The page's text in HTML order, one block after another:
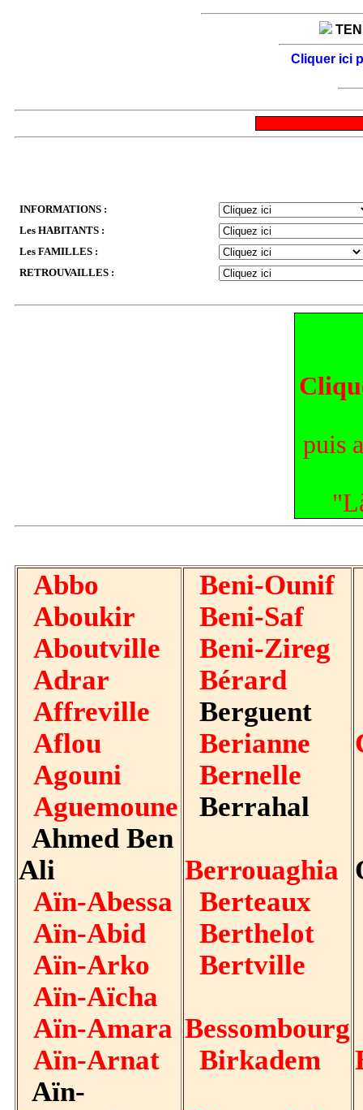
Cliquer ici
INFORMATIONS :
Les HABITANTS :
Les FAMILLES :
RETROUVAILLES :
puis
Abbo
Aboukir
Aboutville
Adrar
Affreville
Aflou
Agouni
Aguemoune
Ahmed Ben
Ali
Aïn-Abessa
Aïn-Abid
Aïn-Arko
Aïn-Aïcha
Aïn-Amara
Aïn-Arnat
Aïn-
Beni-Ounif
Beni-Saf
Beni-Zireg
Bérard
Berguent
Berianne
Bernelle
Berrahal
Berrouaghia
Berteaux
Berthelot
Bertville
Bessombourg
Birkadem